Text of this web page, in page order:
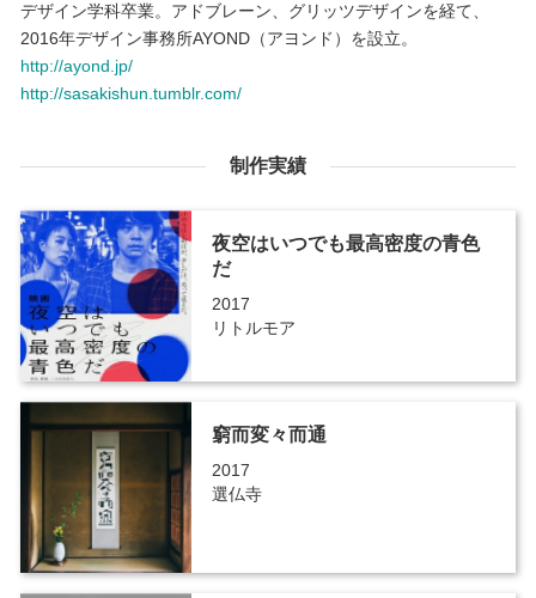
デザイン学科卒業。アドブレーン、グリッツデザインを経て、
2016年デザイン事務所AYOND（アヨンド）を設立。
http://ayond.jp/
http://sasakishun.tumblr.com/
制作実績
夜空はいつでも最高密度の青色
だ
2017
リトルモア
窮而変々而通
2017
選仏寺